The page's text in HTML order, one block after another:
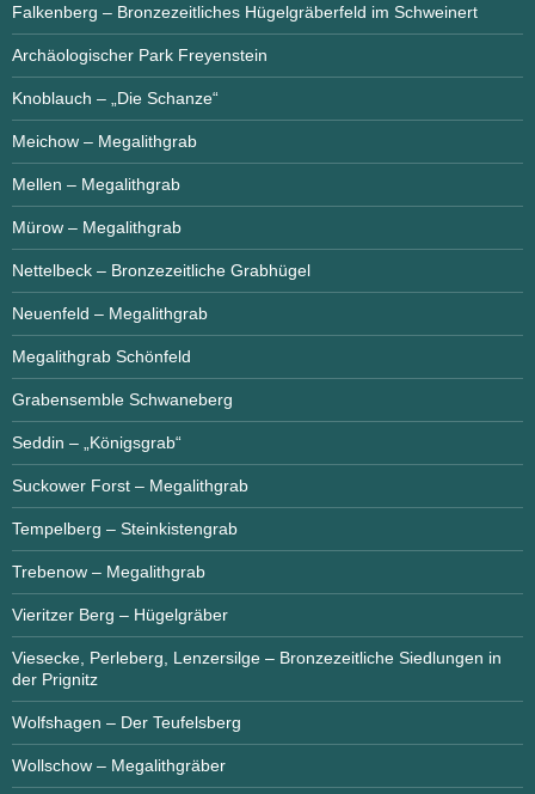
Falkenberg – Bronzezeitliches Hügelgräberfeld im Schweinert
Archäologischer Park Freyenstein
Knoblauch – „Die Schanze“
Meichow – Megalithgrab
Mellen – Megalithgrab
Mürow – Megalithgrab
Nettelbeck – Bronzezeitliche Grabhügel
Neuenfeld – Megalithgrab
Megalithgrab Schönfeld
Grabensemble Schwaneberg
Seddin – „Königsgrab“
Suckower Forst – Megalithgrab
Tempelberg – Steinkistengrab
Trebenow – Megalithgrab
Vieritzer Berg – Hügelgräber
Viesecke, Perleberg, Lenzersilge – Bronzezeitliche Siedlungen in
der Prignitz
Wolfshagen – Der Teufelsberg
Wollschow – Megalithgräber